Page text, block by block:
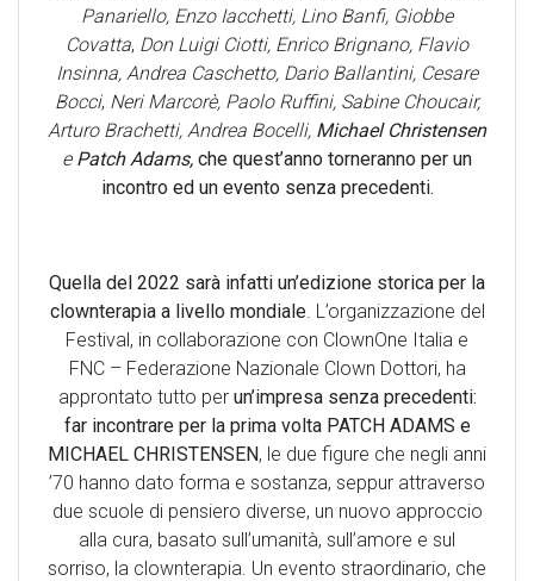
Panariello, Enzo Iacchetti, Lino Banfi, Giobbe
Covatta, Don Luigi Ciotti, Enrico Brignano, Flavio
Insinna, Andrea Caschetto, Dario Ballantini, Cesare
Bocci, Neri Marcorè, Paolo Ruffini, Sabine Choucair,
Arturo Brachetti, Andrea Bocelli, Michael Christensen
e Patch Adams, che quest’anno torneranno per un
incontro ed un evento senza precedenti.
Quella del 2022 sarà infatti un’edizione storica per la
clownterapia a livello mondiale. L’organizzazione del
Festival, in collaborazione con ClownOne Italia e
FNC – Federazione Nazionale Clown Dottori, ha
approntato tutto per un’impresa senza precedenti:
far incontrare per la prima volta PATCH ADAMS e
MICHAEL CHRISTENSEN, le due figure che negli anni
’70 hanno dato forma e sostanza, seppur attraverso
due scuole di pensiero diverse, un nuovo approccio
alla cura, basato sull’umanità, sull’amore e sul
sorriso, la clownterapia. Un evento straordinario, che